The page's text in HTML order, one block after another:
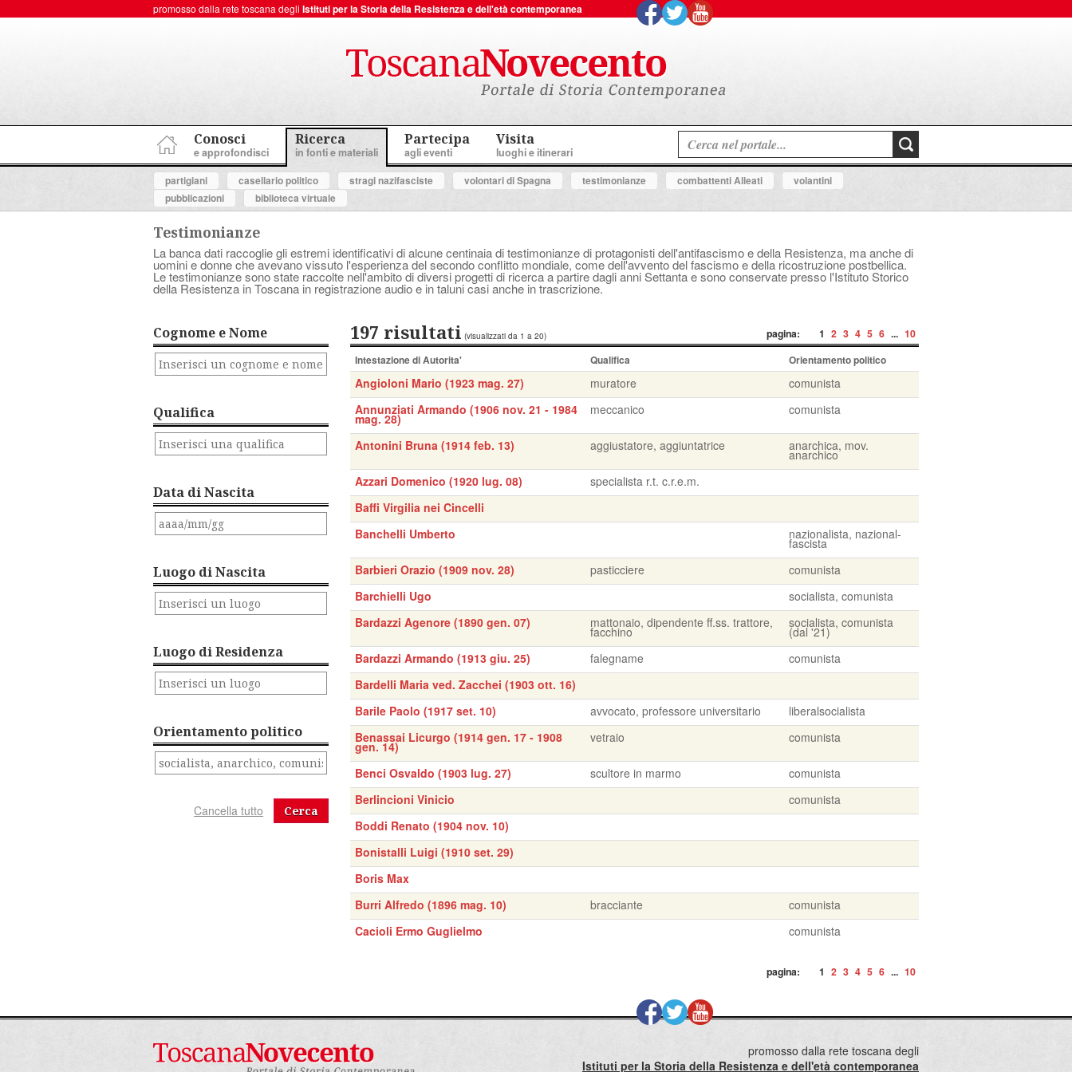
promosso dalla rete toscana degli Istituti per la Storia della Resistenza e dell'età contemporanea
Conosci
e approfondisci
Ricerca
in fonti e materiali
Partecipa
agli eventi
Visita
luoghi e itinerari
partigiani
casellario politico stragi nazifasciste volontari di Spagna testimonianze combattenti Alleati
volantini
pubblicazioni
biblioteca virtuale
Testimonianze
La banca dati raccoglie gli estremi identificativi di alcune centinaia di testimonianze di protagonisti dell'antifascismo e della Resistenza, ma anche di
uomini e donne che avevano vissuto l'esperienza del secondo conflitto mondiale, come dell'avvento del fascismo e della ricostruzione postbellica.
Le testimonianze sono state raccolte nell'ambito di diversi progetti di ricerca a partire dagli anni Settanta e sono conservate presso l'Istituto Storico
della Resistenza in Toscana in registrazione audio e in taluni casi anche in trascrizione.
Cognome e Nome
Qualifica
Data di Nascita
Luogo di Nascita
Luogo di Residenza
Orientamento politico
Cerca
pagina: 1 2 3 4 5 6 ... 10
197 risultati (visualizzati da 1 a 20)
Intestazione di Autorita' Qualifica Orientamento politico
Angioloni Mario (1923 mag. 27) muratore
comunista
Annunziati Armando (1906 nov. 21 - 1984
mag. 28)
meccanico comunista
Antonini Bruna (1914 feb. 13) aggiustatore, aggiuntatrice anarchica, mov.
anarchico
Azzari Domenico (1920 lug. 08)
specialista r.t. c.r.e.m.
Baffi Virgilia nei Cincelli
Banchelli Umberto
nazionalista, nazional-
fascista
Barbieri Orazio (1909 nov. 28)
pasticciere
comunista
Barchielli Ugo
socialista, comunista
Bardazzi Agenore (1890 gen. 07)
mattonaio, dipendente ff.ss. trattore,
facchino
socialista, comunista
(dal '21)
Bardazzi Armando (1913 giu. 25)
falegname
comunista
Bardelli Maria ved. Zacchei (1903 ott. 16)
Barile Paolo (1917 set. 10)
avvocato, professore universitario
liberalsocialista
Benassai Licurgo (1914 gen. 17 - 1908
gen. 14)
vetraio comunista
Benci Osvaldo (1903 lug. 27) scultore in marmo
comunista
Berlincioni Vinicio
comunista
Boddi Renato (1904 nov. 10)
Bonistalli Luigi (1910 set. 29)
Boris Max
Burri Alfredo (1896 mag. 10)
bracciante
comunista
Cacioli Ermo Guglielmo
comunista
pagina: 1 2 3 4 5 6 ... 10
promosso dalla rete toscana degli
Istituti per la Storia della Resistenza e dell'età contemporanea